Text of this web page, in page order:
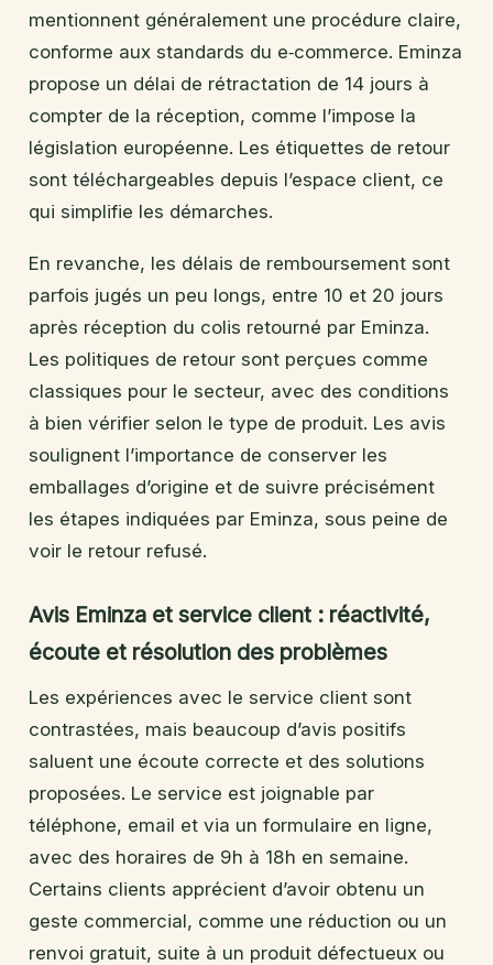
mentionnent généralement une procédure claire,
conforme aux standards du e‑commerce. Eminza
propose un délai de rétractation de 14 jours à
compter de la réception, comme l’impose la
législation européenne. Les étiquettes de retour
sont téléchargeables depuis l’espace client, ce
qui simplifie les démarches.
En revanche, les délais de remboursement sont
parfois jugés un peu longs, entre 10 et 20 jours
après réception du colis retourné par Eminza.
Les politiques de retour sont perçues comme
classiques pour le secteur, avec des conditions
à bien vérifier selon le type de produit. Les avis
soulignent l’importance de conserver les
emballages d’origine et de suivre précisément
les étapes indiquées par Eminza, sous peine de
voir le retour refusé.
Avis Eminza et service client : réactivité,
écoute et résolution des problèmes
Les expériences avec le service client sont
contrastées, mais beaucoup d’avis positifs
saluent une écoute correcte et des solutions
proposées. Le service est joignable par
téléphone, email et via un formulaire en ligne,
avec des horaires de 9h à 18h en semaine.
Certains clients apprécient d’avoir obtenu un
geste commercial, comme une réduction ou un
renvoi gratuit, suite à un produit défectueux ou